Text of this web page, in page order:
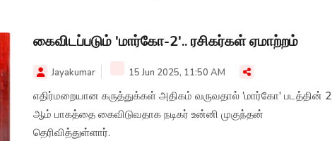
கைவிடப்படும் 'மார்கோ-2'.. ரசிகர்கள் ஏமாற்றம்
Jayakumar 15 Jun 2025, 11:50 AM
எதிர்மறையான கருத்துக்கள் அதிகம் வருவதால் 'மார்கோ' படத்தின் 2
ஆம் பாகத்தை கைவிடுவதாக நடிகர் உன்னி முகுந்தன்
தெரிவித்துள்ளார்.